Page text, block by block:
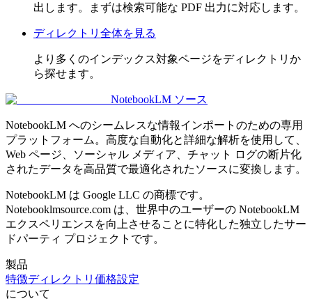
出します。まずは検索可能な PDF 出力に対応します。
ディレクトリ全体を見る
より多くのインデックス対象ページをディレクトリか
ら探せます。
NotebookLM ソース
NotebookLM へのシームレスな情報インポートのための専用
プラットフォーム。高度な自動化と詳細な解析を使用して、
Web ページ、ソーシャル メディア、チャット ログの断片化
されたデータを高品質で最適化されたソースに変換します。
NotebookLM は Google LLC の商標です。
Notebooklmsource.com は、世界中のユーザーの NotebookLM
エクスペリエンスを向上させることに特化した独立したサー
ドパーティ プロジェクトです。
製品
特徴ディレクトリ 価格設定
について